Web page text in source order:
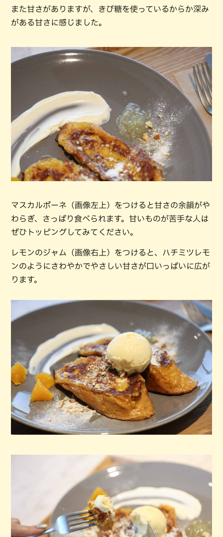
また甘さがありますが、きび糖を使っているからか深み
がある甘さに感じました。
マスカルポーネ（画像左上）をつけると甘さの余韻がや
わらぎ、さっぱり食べられます。甘いものが苦手な人は
ぜひトッピングしてみてください。
レモンのジャム（画像右上）をつけると、ハチミツレモ
ンのようにさわやかでやさしい甘さが口いっぱいに広が
ります。